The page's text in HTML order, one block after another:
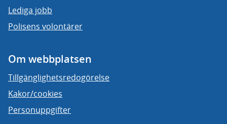
Lediga jobb
Polisens volontärer
Om webbplatsen
Tillgänglighetsredogörelse
Kakor/cookies
Personuppgifter